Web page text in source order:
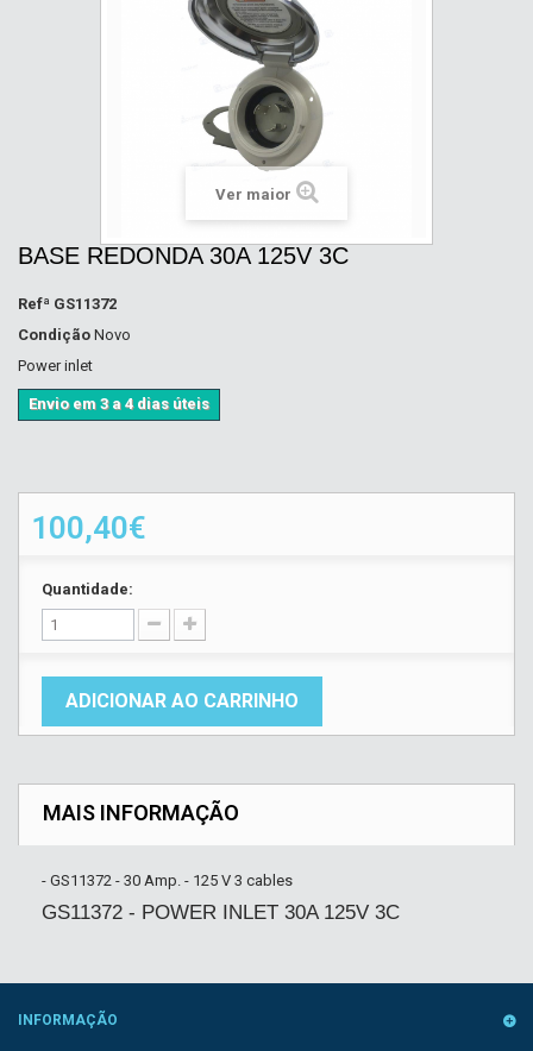
Ver maior
BASE REDONDA 30A 125V 3C
Refª GS11372
Condição Novo
Power inlet
Envio em 3 a 4 dias úteis
100,40€
Quantidade:
ADICIONAR AO CARRINHO
MAIS INFORMAÇÃO
- GS11372 - 30 Amp. - 125 V 3 cables
GS11372 - POWER INLET 30A 125V 3C
INFORMAÇÃO